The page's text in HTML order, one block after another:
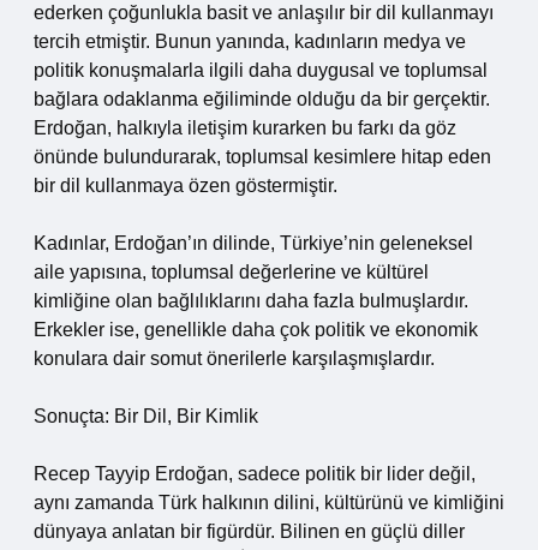
ederken çoğunlukla basit ve anlaşılır bir dil kullanmayı
tercih etmiştir. Bunun yanında, kadınların medya ve
politik konuşmalarla ilgili daha duygusal ve toplumsal
bağlara odaklanma eğiliminde olduğu da bir gerçektir.
Erdoğan, halkıyla iletişim kurarken bu farkı da göz
önünde bulundurarak, toplumsal kesimlere hitap eden
bir dil kullanmaya özen göstermiştir.
Kadınlar, Erdoğan’ın dilinde, Türkiye’nin geleneksel
aile yapısına, toplumsal değerlerine ve kültürel
kimliğine olan bağlılıklarını daha fazla bulmuşlardır.
Erkekler ise, genellikle daha çok politik ve ekonomik
konulara dair somut önerilerle karşılaşmışlardır.
Sonuçta: Bir Dil, Bir Kimlik
Recep Tayyip Erdoğan, sadece politik bir lider değil,
aynı zamanda Türk halkının dilini, kültürünü ve kimliğini
dünyaya anlatan bir figürdür. Bilinen en güçlü diller